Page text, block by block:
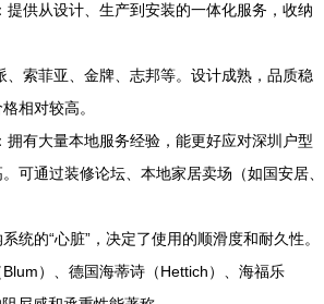
：提供从设计、生产到安装的一体化服务，收纳
、索菲亚、金牌、志邦等。设计成熟，品质稳
相对较高。
：拥有大量本地服务经验，能更好应对深圳户型
可通过装修论坛、本地家居卖场（如国安居、
系统的“心脏”，决定了使用的顺滑度和耐久性。
Blum）、德国海蒂诗（Hettich）、海福乐